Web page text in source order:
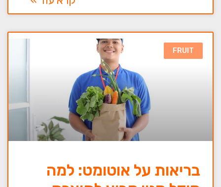
FRUIT
בריאות על אוטומט: למה